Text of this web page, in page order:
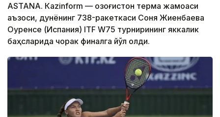
ASTANА. Кazinform — Қозоғистон терма жамоаси
аъзоси, дунёнинг 738-ракеткаси Соня Жиенбаева
Оуренсе (Испания) ITF W75 турнирининг яккалик
баҳсларида чорак финалга йўл олди.